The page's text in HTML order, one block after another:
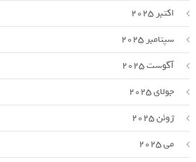
اکتبر 2025
سپتامبر 2025
آگوست 2025
جولای 2025
ژوئن 2025
می 2025